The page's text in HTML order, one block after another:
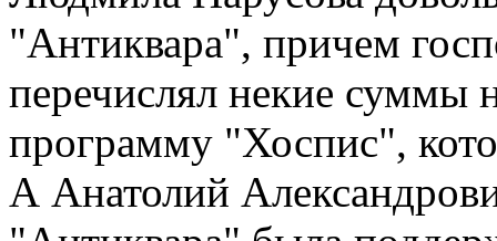
"Антиквара", причем
перечислял некие суммы
программу "Хоспис",
А Анатолий